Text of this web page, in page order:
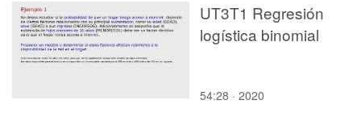
UT3T1 Regresión
logística binomial
54:28 · 2020